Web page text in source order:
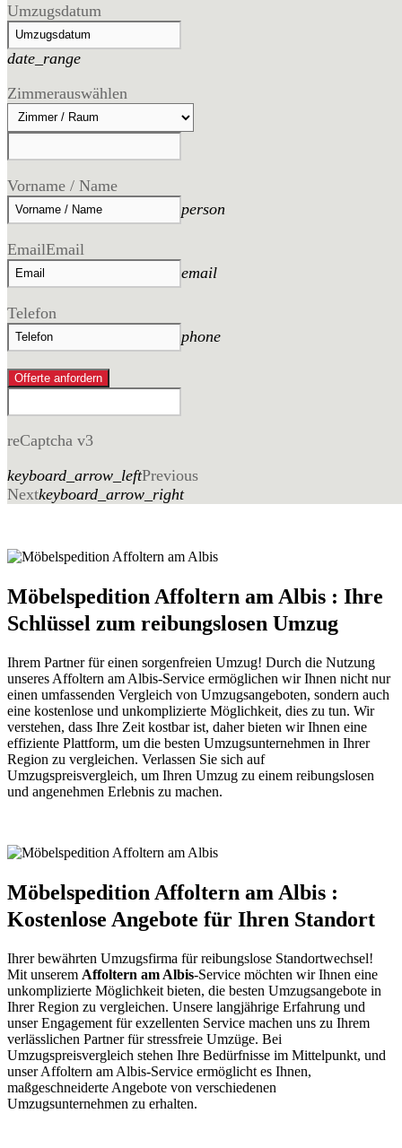
Umzugsdatum
date_range
Zimmerauswählen
Vorname / Name
person
EmailEmail
email
Telefon
phone
Offerte anfordern
reCaptcha v3
keyboard_arrow_leftPrevious
Nextkeyboard_arrow_right
Möbelspedition Affoltern am Albis : Ihre
Schlüssel zum reibungslosen Umzug
Ihrem Partner für einen sorgenfreien Umzug! Durch die Nutzung
unseres Affoltern am Albis-Service ermöglichen wir Ihnen nicht nur
einen umfassenden Vergleich von Umzugsangeboten, sondern auch
eine kostenlose und unkomplizierte Möglichkeit, dies zu tun. Wir
verstehen, dass Ihre Zeit kostbar ist, daher bieten wir Ihnen eine
effiziente Plattform, um die besten Umzugsunternehmen in Ihrer
Region zu vergleichen. Verlassen Sie sich auf
Umzugspreisvergleich, um Ihren Umzug zu einem reibungslosen
und angenehmen Erlebnis zu machen.
Möbelspedition Affoltern am Albis :
Kostenlose Angebote für Ihren Standort
Ihrer bewährten Umzugsfirma für reibungslose Standortwechsel!
Mit unserem Affoltern am Albis-Service möchten wir Ihnen eine
unkomplizierte Möglichkeit bieten, die besten Umzugsangebote in
Ihrer Region zu vergleichen. Unsere langjährige Erfahrung und
unser Engagement für exzellenten Service machen uns zu Ihrem
verlässlichen Partner für stressfreie Umzüge. Bei
Umzugspreisvergleich stehen Ihre Bedürfnisse im Mittelpunkt, und
unser Affoltern am Albis-Service ermöglicht es Ihnen,
maßgeschneiderte Angebote von verschiedenen
Umzugsunternehmen zu erhalten.